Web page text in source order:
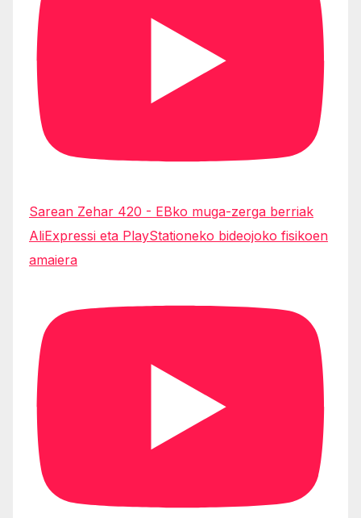
Sarean Zehar 420 - EBko muga-zerga berriak
AliExpressi eta PlayStationeko bideojoko fisikoen
amaiera